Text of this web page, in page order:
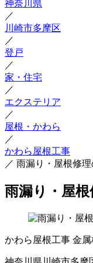
神奈川県
／
川崎市多摩区
／
登戸
／
家・住宅
／
エクステリア
／
屋根・かわら
／
かわら屋根工事
／ 雨漏り・屋根修
雨漏り・屋
かわら屋根工事 金